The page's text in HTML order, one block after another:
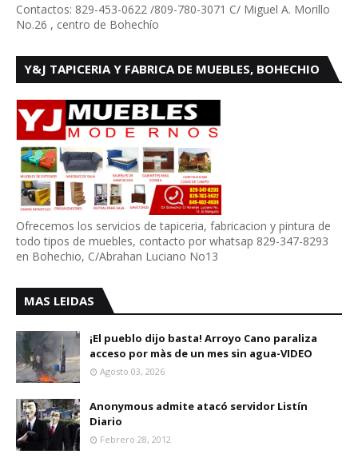
Contactos: 829-453-0622 /809-780-3071 C/ Miguel A. Morillo
No.26 , centro de Bohechío
Y&J TAPICERIA Y FABRICA DE MUEBLES, BOHECHIO
Ofrecemos los servicios de tapiceria, fabricacion y pintura de
todo tipos de muebles, contacto por whatsap 829-347-8293
en Bohechio, C/Abrahan Luciano No13
MAS LEIDAS
¡El pueblo dijo basta! Arroyo Cano paraliza
acceso por màs de un mes sin agua-VIDEO
Agosto 03, 2026
Anonymous admite atacó servidor Listín
Diario
Febrero 28, 2012